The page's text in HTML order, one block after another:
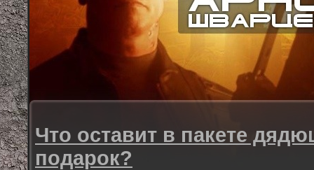
Что оставит в пакете
подарок?